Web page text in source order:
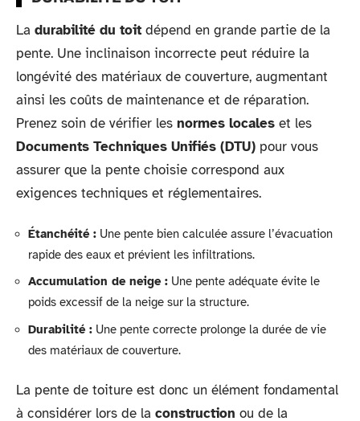
La durabilité du toit dépend en grande partie de la
pente. Une inclinaison incorrecte peut réduire la
longévité des matériaux de couverture, augmentant
ainsi les coûts de maintenance et de réparation.
Prenez soin de vérifier les normes locales et les
Documents Techniques Unifiés (DTU) pour vous
assurer que la pente choisie correspond aux
exigences techniques et réglementaires.
Étanchéité : Une pente bien calculée assure l’évacuation
rapide des eaux et prévient les infiltrations.
Accumulation de neige : Une pente adéquate évite le
poids excessif de la neige sur la structure.
Durabilité : Une pente correcte prolonge la durée de vie
des matériaux de couverture.
La pente de toiture est donc un élément fondamental
à considérer lors de la construction ou de la